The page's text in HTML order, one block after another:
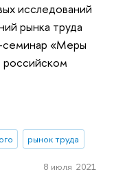
исследований
рынка труда
«Меры
российском
рынок труда
8 июля 2021